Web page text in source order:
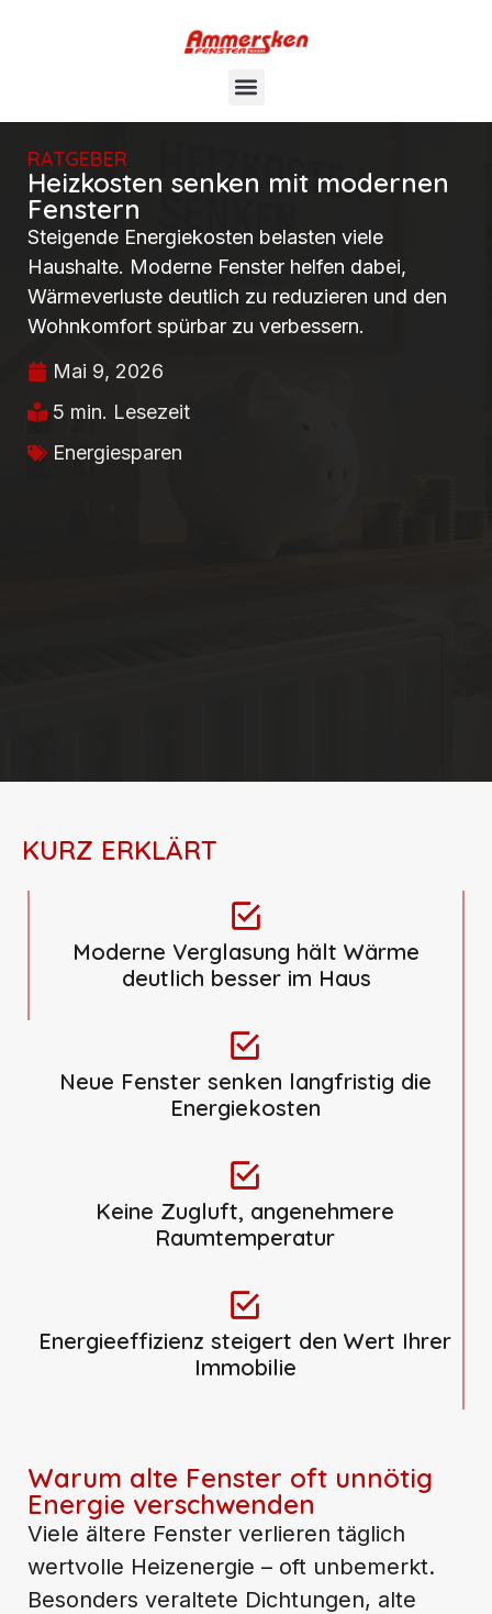
RATGEBER
Heizkosten senken mit modernen
Fenstern
Steigende Energiekosten belasten viele
Haushalte. Moderne Fenster helfen dabei,
Wärmeverluste deutlich zu reduzieren und den
Wohnkomfort spürbar zu verbessern.
Mai 9, 2026
5 min. Lesezeit
Energiesparen
KURZ ERKLÄRT
Moderne Verglasung hält Wärme
deutlich besser im Haus
Neue Fenster senken langfristig die
Energiekosten
Keine Zugluft, angenehmere
Raumtemperatur
Energieeffizienz steigert den Wert Ihrer
Immobilie
Warum alte Fenster oft unnötig
Energie verschwenden
Viele ältere Fenster verlieren täglich
wertvolle Heizenergie – oft unbemerkt.
Besonders veraltete Dichtungen, alte